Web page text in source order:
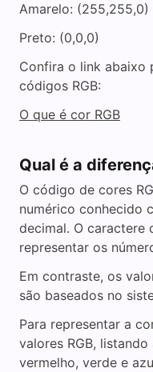
Amarelo: (255,255,0)
Preto: (0,0,0)
Confira o link abaixo
códigos RGB:
O que é cor RGB
Qual é a
O código de cores
numérico conhecido
decimal. O caractere
representar os
Em contraste, os
são baseados no
Para representar a
valores RGB,
vermelho, verde e